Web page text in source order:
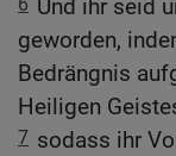
6 Und ihr seid
geworden,
Bedrängnis
Heiligen
7 sodass ihr